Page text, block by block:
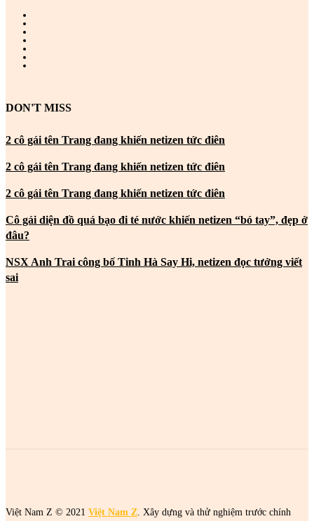
DON'T MISS
2 cô gái tên Trang đang khiến netizen tức điên
2 cô gái tên Trang đang khiến netizen tức điên
2 cô gái tên Trang đang khiến netizen tức điên
Cô gái diện đồ quá bạo đi té nước khiến netizen “bó tay”, đẹp ở
đâu?
NSX Anh Trai công bố Tinh Hà Say Hi, netizen đọc tưởng viết
sai
Việt Nam Z © 2021 Việt Nam Z . Xây dựng và thử nghiệm trước chính